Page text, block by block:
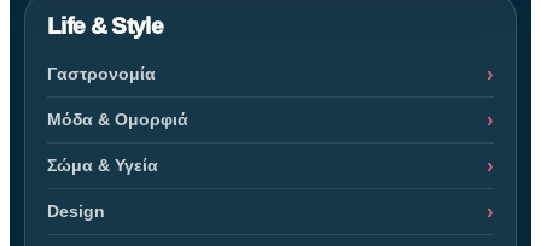
Life & Style
Γαστρονομία
Μόδα & Ομορφιά
Σώμα & Υγεία
Design